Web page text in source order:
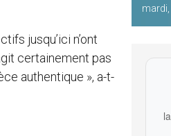
jusqu’ici n’ont
certainement pas
authentique », a-t-
mardi,